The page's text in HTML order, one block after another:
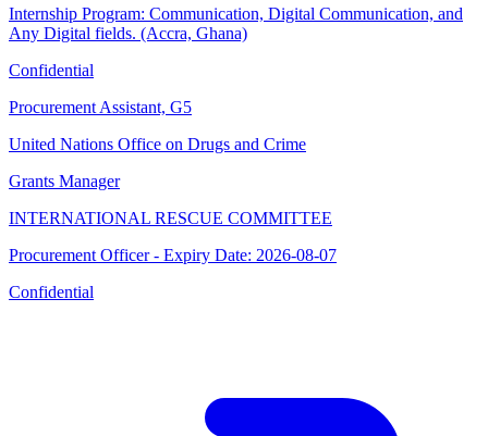
Internship Program: Communication, Digital Communication, and
Any Digital fields. (Accra, Ghana)
Confidential
Procurement Assistant, G5
United Nations Office on Drugs and Crime
Grants Manager
INTERNATIONAL RESCUE COMMITTEE
Procurement Officer - Expiry Date: 2026-08-07
Confidential